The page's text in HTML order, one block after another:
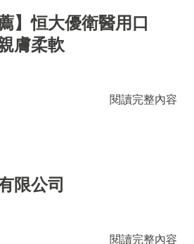
】恒大優衛醫用口
膚柔軟
閱讀完整內容
限公司
閱讀完整內容